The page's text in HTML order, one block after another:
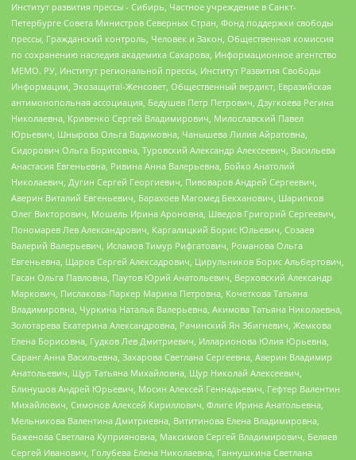
Институт развития прессы - Сибирь, Частное учреждение в Санкт-
Петербурге Совета Министров Северных Стран, Фонд поддержки свободы
прессы, Гражданский контроль, Человек и Закон, Общественная комиссия
по сохранению наследия академика Сахарова, Информационное агентство
МЕМО. РУ, Институт региональной прессы, Институт Развития Свободы
Информации, Экозащита!-Женсовет, Общественный вердикт, Евразийская
антимонопольная ассоциация, Бедушев Петр Петрович, Дзугкоева Регина
Николаевна, Кривенко Сергей Владимирович, Милославский Павел
Юрьевич, Шнырова Ольга Вадимовна, Чанышева Лилия Айратовна,
Сидорович Ольга Борисовна, Туровский Александр Алексеевич, Васильева
Анастасия Евгеньевна, Ривина Анна Валерьевна, Бойко Анатолий
Николаевич, Дугин Сергей Георгиевич, Пивоваров Андрей Сергеевич,
Аверин Виталий Евгеньевич, Барахоев Магомед Бекханович, Шарипков
Олег Викторович, Мошель Ирина Ароновна, Шведов Григорий Сергеевич,
Пономарев Лев Александрович, Каргалицкий Борис Юльевич, Созаев
Валерий Валерьевич, Исламов Тимур Рифгатович, Романова Ольга
Евгеньевна, Щаров Сергей Алексадрович, Цирульников Борис Альбертович,
Гасан Ольга Павловна, Паутов Юрий Анатольевич, Верховский Александр
Маркович, Пислакова-Паркер Марина Петровна, Кочеткова Татьяна
Владимировна, Чуркина Наталья Валерьевна, Акимова Татьяна Николаевна,
Золотарева Екатерина Александровна, Рачинский Ян Збигневич, Жемкова
Елена Борисовна, Гудков Лев Дмитриевич, Илларионова Юлия Юрьевна,
Саранг Анна Васильевна, Захарова Светлана Сергеевна, Аверин Владимир
Анатольевич, Щур Татьяна Михайловна, Щур Николай Алексеевич,
Блинушов Андрей Юрьевич, Мосин Алексей Геннадьевич, Гефтер Валентин
Михайлович, Симонов Алексей Кириллович, Флиге Ирина Анатольевна,
Мельникова Валентина Дмитриевна, Вититинова Елена Владимировна,
Баженова Светлана Куприяновна, Максимов Сергей Владимирович, Беляев
Сергей Иванович, Голубева Елена Николаевна, Ганнушкина Светлана